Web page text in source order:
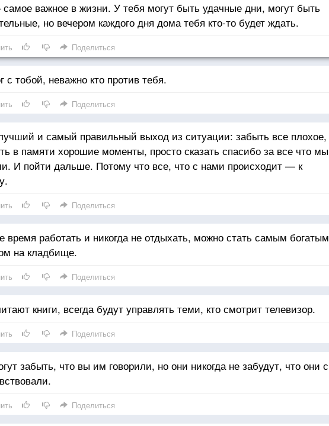
важное в жизни. У тебя могут быть удачные дни, могут быть
но вечером каждого дня дома тебя кто-то будет ждать.
Поделиться
с тобой, неважно кто против тебя.
Поделиться
и самый правильный выход из ситуации: забыть все плохое,
в памяти хорошие моменты, просто сказать спасибо за все что мы
И пойти дальше. Потому что все, что с нами происходит — к
Поделиться
время работать и никогда не отдыхать, можно стать самым богатым
на кладбище.
Поделиться
книги, всегда будут управлять теми, кто смотрит телевизор.
Поделиться
забыть, что вы им говорили, но они никогда не забудут, что они с
Поделиться